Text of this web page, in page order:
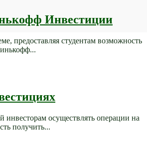
Инвестиции
предоставляя студентам возможность
инвесторам осуществлять операции на
получить...